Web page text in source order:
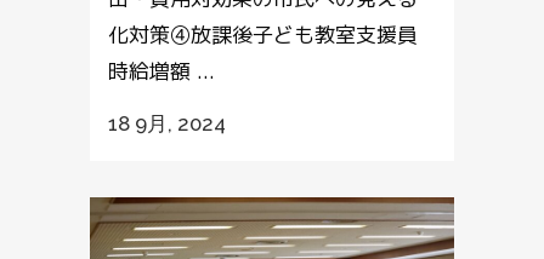
化対策④放課後子ども教室支援員
時給増額 ...
18 9月, 2024